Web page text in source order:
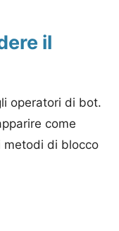
il
operatori di bot.
come
metodi di blocco